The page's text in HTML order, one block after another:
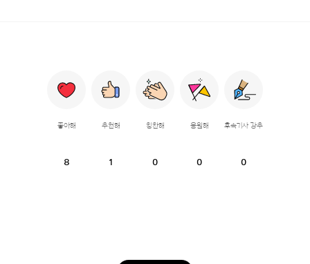
좋아해
8
추천해
1
칭찬해
0
응원해
0
후속기사 강추
0